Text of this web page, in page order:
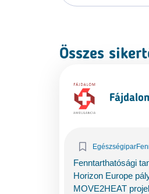
Összes
Egészségipar
Fenntarthatósági
Horizon Europe
MOVE2HEAT